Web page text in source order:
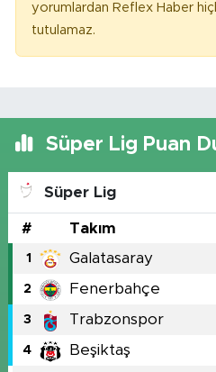
yorumlardan Reflex Haber
tutulamaz.
Süper Lig Puan
Süper Lig
# Takım
1 Galatasaray
2 Fenerbahçe
3 Trabzonspor
4 Beşiktaş